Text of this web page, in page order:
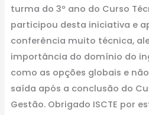
turma do 3º ano do Curso
participou desta iniciativa e
conferência muito técnica,
importância do domínio do
como as opções globais e
saída após a conclusão do
Gestão. Obrigado ISCTE por